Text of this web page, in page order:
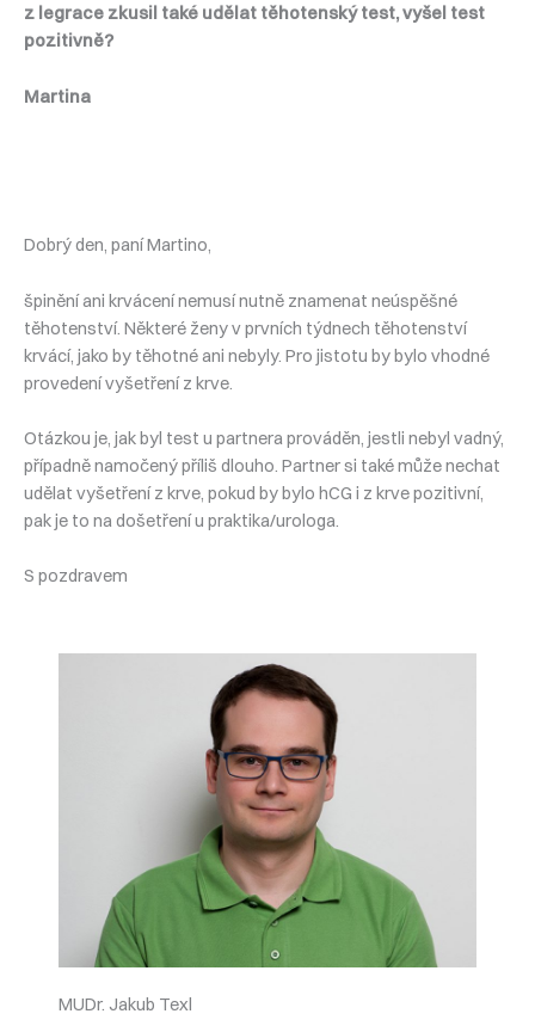
z legrace zkusil také udělat těhotenský test, vyšel test
pozitivně?
Martina
Dobrý den, paní Martino,
špinění ani krvácení nemusí nutně znamenat neúspěšné
těhotenství. Některé ženy v prvních týdnech těhotenství
krvácí, jako by těhotné ani nebyly. Pro jistotu by bylo vhodné
provedení vyšetření z krve.
Otázkou je, jak byl test u partnera prováděn, jestli nebyl vadný,
případně namočený příliš dlouho. Partner si také může nechat
udělat vyšetření z krve, pokud by bylo hCG i z krve pozitivní,
pak je to na došetření u praktika/urologa.
S pozdravem
MUDr. Jakub Texl